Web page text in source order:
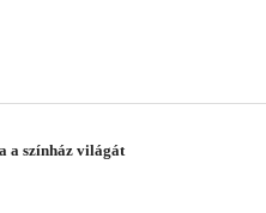
a színház világát